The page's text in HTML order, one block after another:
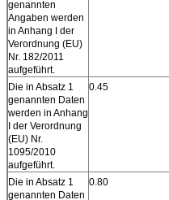
genannten
Angaben werden
in Anhang I der
Verordnung (EU)
Nr. 182/2011
aufgeführt.
Die in Absatz 1
genannten Daten
werden in Anhang
I der Verordnung
(EU) Nr.
1095/2010
aufgeführt.
0.45
Die in Absatz 1
genannten Daten
0.80